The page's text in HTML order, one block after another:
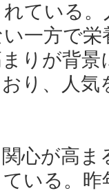
ている
一方で
りが背
り、人
心が高ま
いる。昨